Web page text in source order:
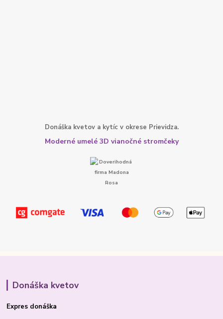
Donáška kvetov a kytíc v okrese Prievidza.
Moderné umelé 3D vianočné stromčeky
Donáška kvetov
Expres donáška